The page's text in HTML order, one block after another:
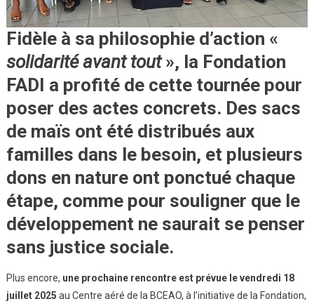
Fidèle à sa philosophie d’action «
solidarité avant tout», la Fondation
FADI a profité de cette tournée pour
poser des actes concrets. Des sacs
de maïs ont été distribués aux
familles dans le besoin, et plusieurs
dons en nature ont ponctué chaque
étape, comme pour souligner que le
développement ne saurait se penser
sans justice sociale.
Plus encore, une prochaine rencontre est prévue le vendredi 18
juillet 2025 au Centre aéré de la BCEAO, à l’initiative de la Fondation,